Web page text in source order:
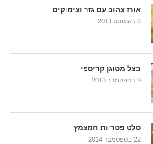
אורז צהוב עם גזר וצימוקים
6 באוגוסט 2013
בצל מטוגן קריספי
9 בספטמבר 2013
סלט פטריות חמצמץ
22 בספטמבר 2014